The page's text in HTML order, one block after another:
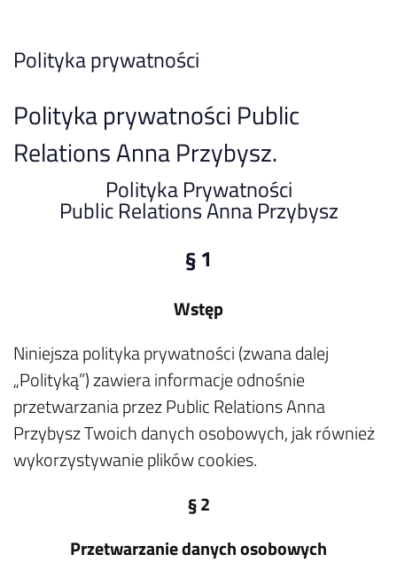
Polityka prywatności
Polityka prywatności Public
Relations Anna Przybysz.
Polityka Prywatności
Public Relations Anna Przybysz
§ 1
Wstęp
Niniejsza polityka prywatności (zwana dalej
„Polityką”) zawiera informacje odnośnie
przetwarzania przez Public Relations Anna
Przybysz Twoich danych osobowych, jak również
wykorzystywanie plików cookies.
§ 2
Przetwarzanie danych osobowych